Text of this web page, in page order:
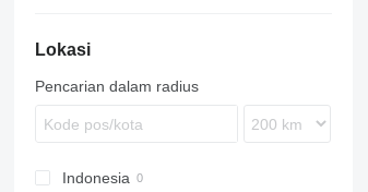
Lokasi
Pencarian dalam radius
Indonesia